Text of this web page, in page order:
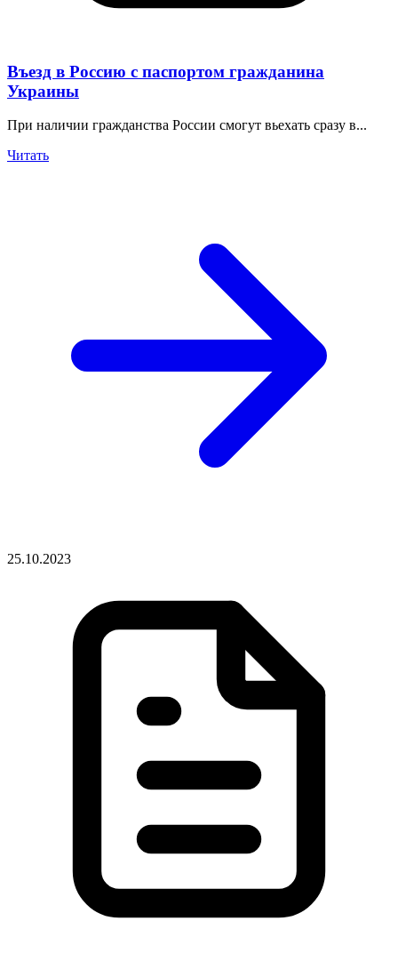
Въезд в Россию с паспортом гражданина
Украины
При наличии гражданства России смогут вьехать сразу в...
Читать
25.10.2023